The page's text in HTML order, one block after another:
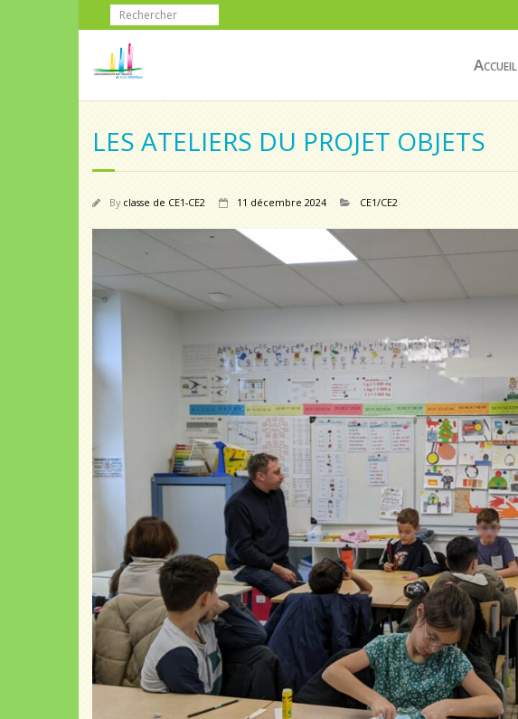
Accueil
LES ATELIERS DU PROJET OBJETS
By classe de CE1-CE2 11 décembre 2024 CE1/CE2